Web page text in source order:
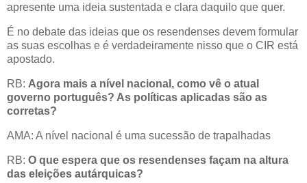
apresente uma ideia sustentada e clara daquilo que quer.
É no debate das ideias que os resendenses devem formular
as suas escolhas e é verdadeiramente nisso que o CIR está
apostado.
RB: Agora mais a nível nacional, como vê o atual
governo português? As políticas aplicadas são as
corretas?
AMA: A nível nacional é uma sucessão de trapalhadas
RB: O que espera que os resendenses façam na altura
das eleições autárquicas?